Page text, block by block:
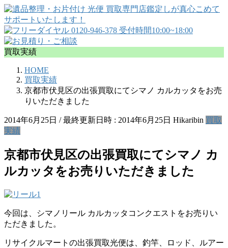
買取実績
HOME
買取実績
京都市伏見区の出張買取にてシマノ カルカッタをお売
りいただきました
2014年6月25日 / 最終更新日時 : 2014年6月25日 Hikaribin 買取
実績
京都市伏見区の出張買取にてシマノ カ
ルカッタをお売りいただきました
今回は、シマノリール カルカッタコンクエストをお売りい
ただきました。
リサイクルマートの出張買取光便は、釣竿、ロッド、ルアー